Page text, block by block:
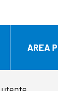
AREA
utente